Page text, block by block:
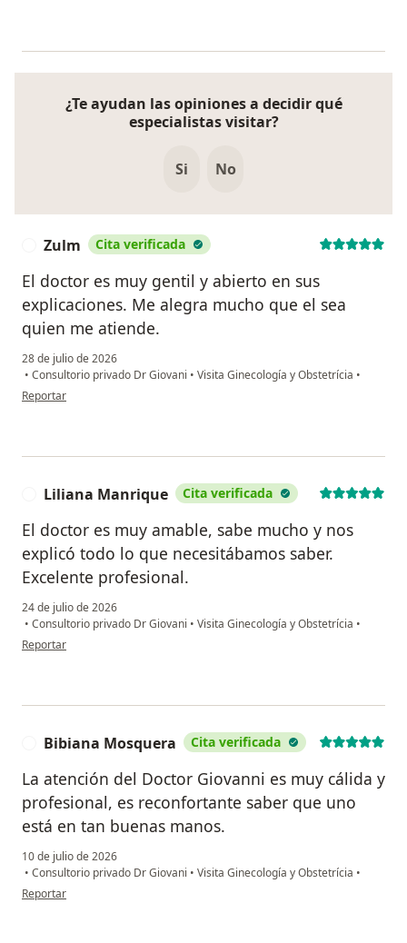
¿Te ayudan las opiniones a decidir qué
especialistas visitar?
Si No
Zulm Cita verificada
El doctor es muy gentil y abierto en sus
explicaciones. Me alegra mucho que el sea
quien me atiende.
28 de julio de 2026
• Consultorio privado Dr Giovani • Visita Ginecología y Obstetrícia •
en opinión del usuario Zulm
Reportar
Liliana Manrique Cita verificada
El doctor es muy amable, sabe mucho y nos
explicó todo lo que necesitábamos saber.
Excelente profesional.
24 de julio de 2026
• Consultorio privado Dr Giovani • Visita Ginecología y Obstetrícia •
en opinión del usuario Liliana Manrique
Reportar
Bibiana Mosquera Cita verificada
La atención del Doctor Giovanni es muy cálida y
profesional, es reconfortante saber que uno
está en tan buenas manos.
10 de julio de 2026
• Consultorio privado Dr Giovani • Visita Ginecología y Obstetrícia •
en opinión del usuario Bibiana Mosquera
Reportar